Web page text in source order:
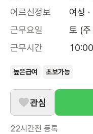
어르신정보
여성
근무요일
토 (
근무시간
높은급여 초보가능
관심
22시간전 등록